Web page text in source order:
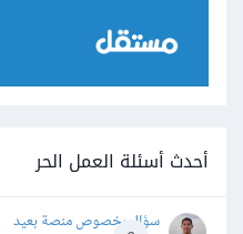
أحدث أسئلة العمل الحر
سؤال بخصوص منصة بعيد